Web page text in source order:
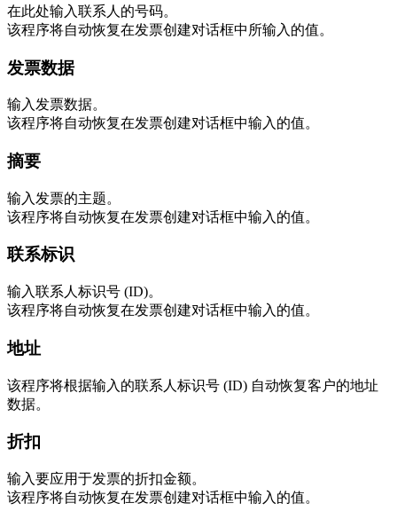
在此处输入联系人的号码。
该程序将自动恢复在发票创建对话框中所输入的值。
发票数据
输入发票数据。
该程序将自动恢复在发票创建对话框中输入的值。
摘要
输入发票的主题。
该程序将自动恢复在发票创建对话框中输入的值。
联系标识
输入联系人标识号 (ID)。
该程序将自动恢复在发票创建对话框中输入的值。
地址
该程序将根据输入的联系人标识号 (ID) 自动恢复客户的地址
数据。
折扣
输入要应用于发票的折扣金额。
该程序将自动恢复在发票创建对话框中输入的值。